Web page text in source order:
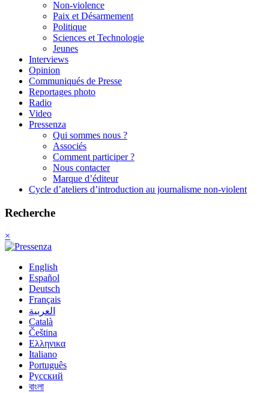
Non-violence
Paix et Désarmement
Politique
Sciences et Technologie
Jeunes
Interviews
Opinion
Communiqués de Presse
Reportages photo
Radio
Video
Pressenza
Qui sommes nous ?
Associés
Comment participer ?
Nous contacter
Marque d’éditeur
Cycle d’ateliers d’introduction au journalisme non-violent
Recherche
×
English
Español
Deutsch
Français
العربية
Català
Čeština
Ελληνικα
Italiano
Português
Русский
বাংলা